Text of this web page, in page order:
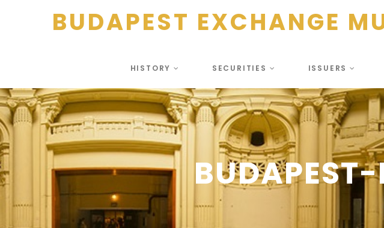
BUDAPEST EXCHANGE
HISTORY SECURITIES ISSUERS